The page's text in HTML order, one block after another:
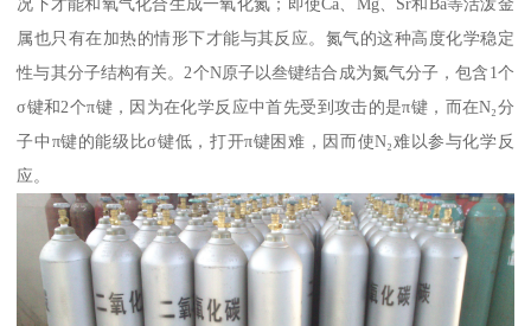
属也只有在加热的情形下才能与其反应。氮气的这种高度化学稳定
性与其分子结构有关。2个N原子以叁键结合成为氮气分子，包含1个
σ键和2个π键，因为在化学反应中首先受到攻击的是π键，而在N₂分
子中π键的能级比σ键低，打开π键困难，因而使N₂难以参与化学反
应。